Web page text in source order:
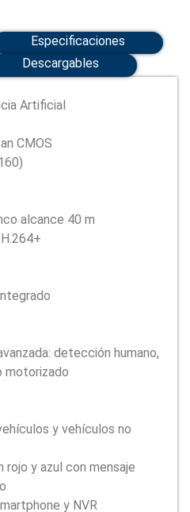
Especificaciones
Descargables
Artificial
CMOS
alcance 40 m
detección humano,
motorizado
y vehículos no
rojo y azul con mensaje
y NVR